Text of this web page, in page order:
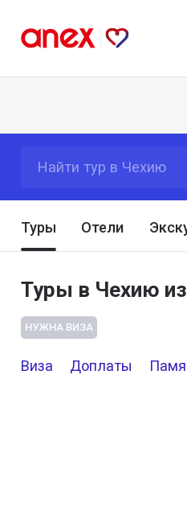
Найти тур в Чехию
Туры Отели
Туры в Чехию
НУЖНА ВИЗА
Виза Доплаты